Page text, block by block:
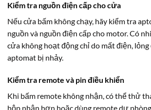
Kiểm tra nguồn điện cấp cho cửa
Nếu cửa bấm không chạy, hãy kiểm tra
nguồn và nguồn điện cấp cho motor. Có
cửa không hoạt động chỉ do mất điện, lỏng
aptomat bị nhảy.
Kiểm tra remote và pin điều khiển
Khi bấm remote không nhận, có thể thử
hộp nhận hơn hoặc dùng remote dự